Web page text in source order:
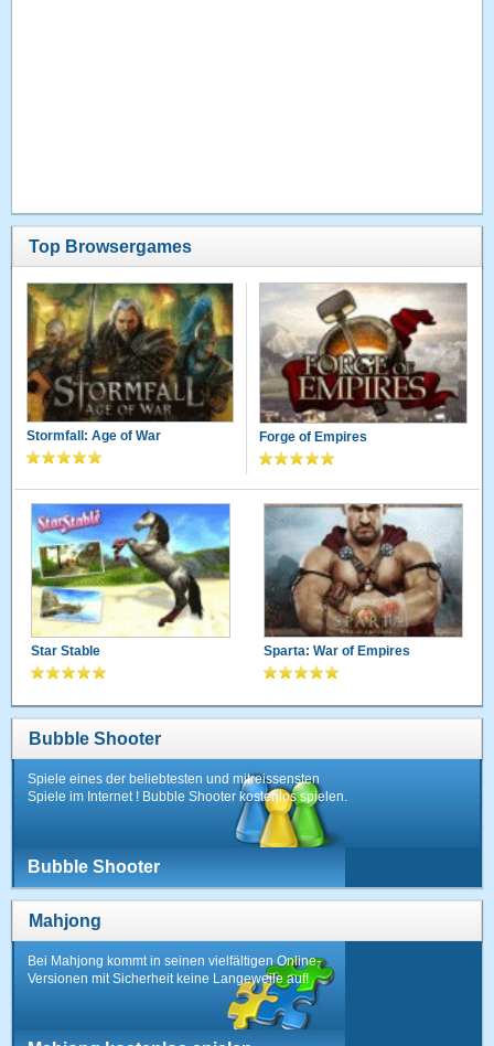
Top Browsergames
Stormfall: Age of War Forge of Empires
Star Stable Sparta: War of Empires
Bubble Shooter
Spiele eines der beliebtesten und mitreissensten
Spiele im Internet ! Bubble Shooter kostenlos spielen.
Bubble Shooter
Mahjong
Bei Mahjong kommt in seinen vielfältigen Online-
Versionen mit Sicherheit keine Langeweile auf!